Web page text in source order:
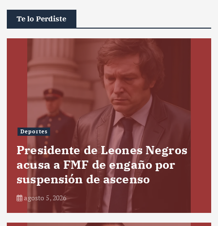
Te lo Perdiste
Deportes
Presidente de Leones Negros
acusa a FMF de engaño por
suspensión de ascenso
agosto 5, 2026